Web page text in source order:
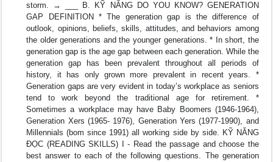
storm. → ___ B. KỸ NĂNG DO YOU KNOW? GENERATION
GAP DEFINITION * The generation gap is the difference of
outlook, opinions, beliefs, skills, attitudes, and behaviors among
the older generations and the younger generations. * In short, the
generation gap is the age gap between each generation. While the
generation gap has been prevalent throughout all periods of
history, it has only grown more prevalent in recent years. *
Generation gaps are very evident in today’s workplace as seniors
tend to work beyond the traditional age for retirement. *
Sometimes a workplace may have Baby Boomers (1946-1964),
Generation Xers (1965- 1976), Generation Yers (1977-1990), and
Millennials (bom since 1991) all working side by side. KỸ NĂNG
ĐỌC (READING SKILLS) I - Read the passage and choose the
best answer to each of the following questions. The generation